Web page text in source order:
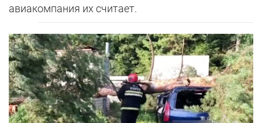
авиакомпания их считает.